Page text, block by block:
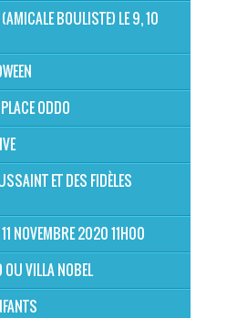
BOULISTE) LE 9, 10
ODDO
ET DES FIDÈLES
NOVEMBRE 2020 11H00
OU VILLA NOBEL